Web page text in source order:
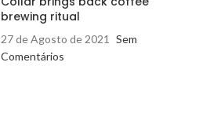
brewing ritual
27 de Agosto de 2021
Sem
Comentários